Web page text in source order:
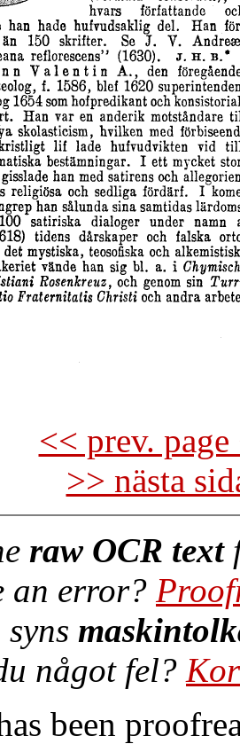
<< prev.
>> nästa
raw OCR text
an error?
något fel?
been